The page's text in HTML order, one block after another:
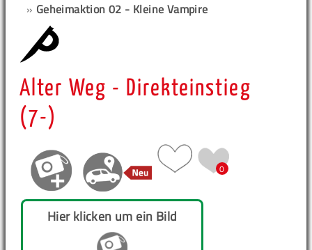
» Geheimaktion 02 - Kleine Vampire
Alter Weg - Direkteinstieg
(7-)
0
Hier klicken um ein Bild